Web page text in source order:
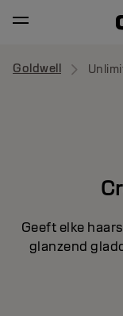
Goldwell
Geeft elke
glanzend